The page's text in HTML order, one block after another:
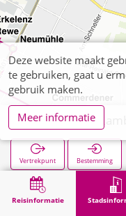
Reisinformatie
Erkelenz, St.
Vertrekpunt Bestemming
Volgende
Stadsinformatie
Deze website maakt
te gebruiken, gaat u
gebruik maken.
Meer informatie